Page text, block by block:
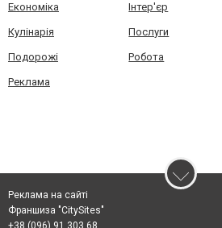
Економіка Інтер'єр
Кулінарія Послуги
Подорожі Робота
Реклама
Реклама на сайті
Франшиза "CitySites"
+38 (096) 91 303 68